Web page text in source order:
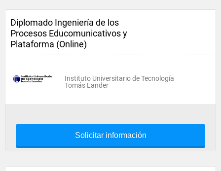
Diplomado Ingeniería de los
Procesos Educomunicativos y
Plataforma (Online)
Instituto Universitario de Tecnología
Tomás Lander
Solicitar información